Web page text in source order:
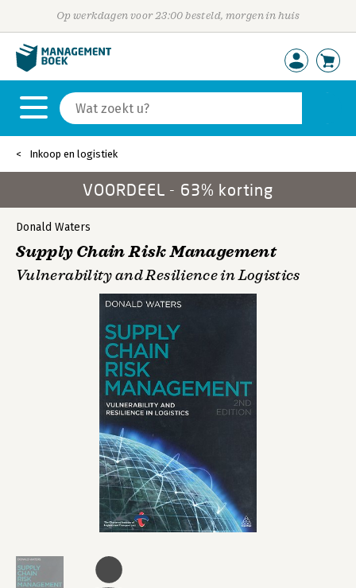
Op werkdagen voor 23:00 besteld, morgen in huis
Inkoop en logistiek
VOORDEEL - 63% korting
Donald Waters
Supply Chain Risk Management
Vulnerability and Resilience in Logistics